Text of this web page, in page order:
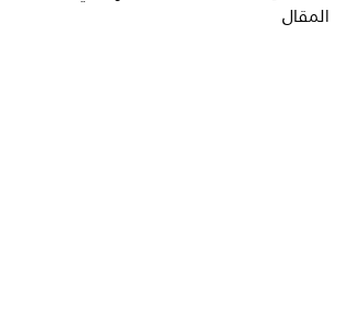
المقال